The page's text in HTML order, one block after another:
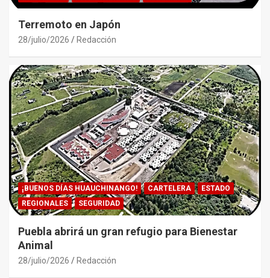
Terremoto en Japón
28/julio/2026 Redacción
¡BUENOS DÍAS HUAUCHINANGO! CARTELERA
ESTADO
REGIONALES
SEGURIDAD
Puebla abrirá un gran refugio para Bienestar
Animal
28/julio/2026 Redacción